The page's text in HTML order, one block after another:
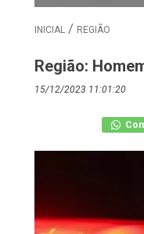
INICIAL REGIÃO
Região:
15/12/2023 11:01:20